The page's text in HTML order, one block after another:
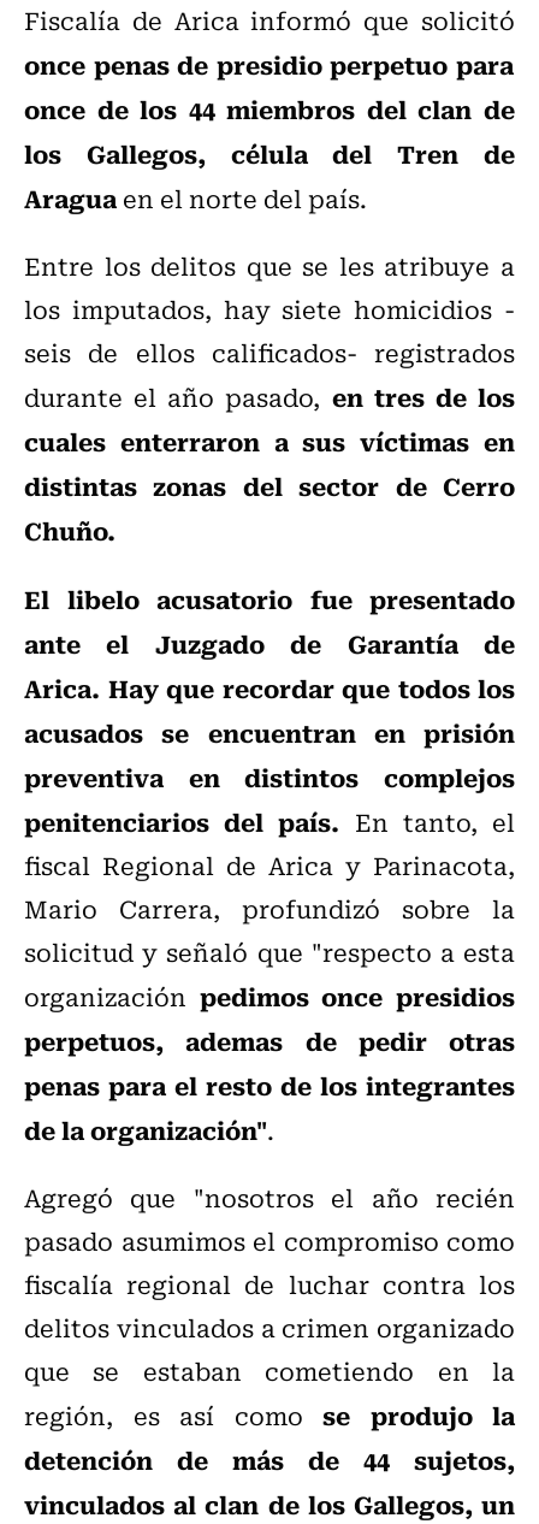
Fiscalía de Arica informó que solicitó
once penas de presidio perpetuo para
once de los 44 miembros del clan de
los Gallegos, célula del Tren de
Araguaen el norte del país.
Entre los delitos que se les atribuye a
los imputados, hay siete homicidios -
seis de ellos calificados- registrados
durante el año pasado, en tres de los
cuales enterraron a sus víctimas en
distintas zonas del sector de Cerro
Chuño.
El libelo acusatorio fue presentado
ante el Juzgado de Garantía de
Arica. Hay que recordar que todos los
acusados se encuentran en prisión
preventiva en distintos complejos
penitenciarios del país. En tanto, el
fiscal Regional de Arica y Parinacota,
Mario Carrera, profundizó sobre la
solicitud y señaló que "respecto a esta
organización pedimos once presidios
perpetuos, ademas de pedir otras
penas para el resto de los integrantes
de la organización".
Agregó que "nosotros el año recién
pasado asumimos el compromiso como
fiscalía regional de luchar contra los
delitos vinculados a crimen organizado
que se estaban cometiendo en la
región, es así como se produjo la
detención de más de 44 sujetos,
vinculados al clan de los Gallegos, un